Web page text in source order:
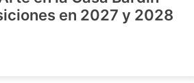
en 2027 y 2028